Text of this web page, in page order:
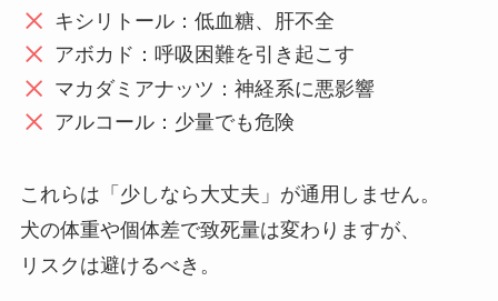
キシリトール：低血糖、肝不全
アボカド：呼吸困難を引き起こす
マカダミアナッツ：神経系に悪影響
アルコール：少量でも危険
これらは「少しなら大丈夫」が通用しません。
犬の体重や個体差で致死量は変わりますが、
リスクは避けるべき。